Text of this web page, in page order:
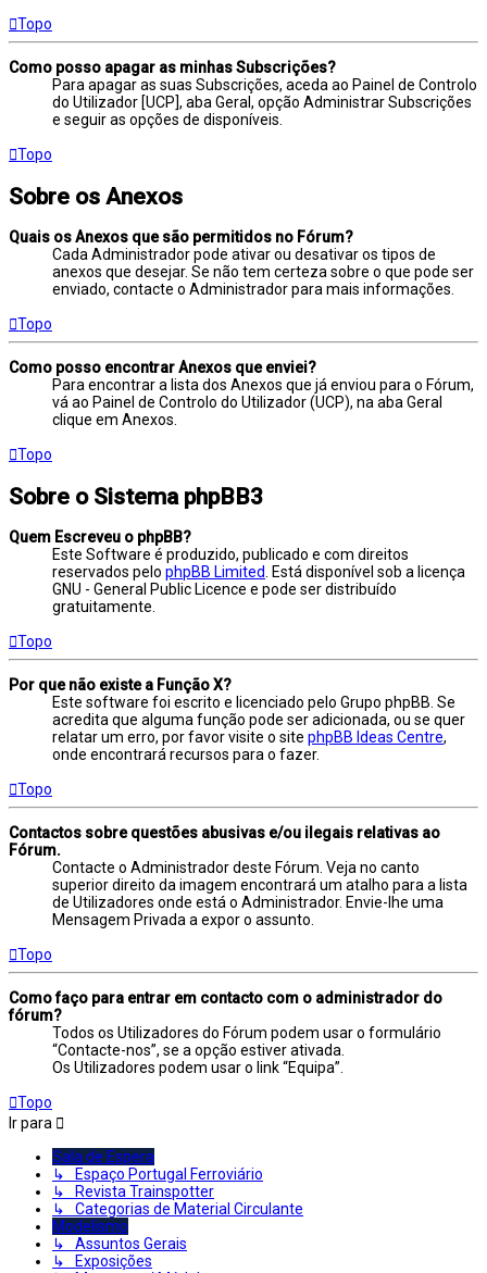
Topo
Como posso apagar as minhas Subscrições?
Para apagar as suas Subscrições, aceda ao Painel de Controlo
do Utilizador [UCP], aba Geral, opção Administrar Subscrições
e seguir as opções de disponíveis.
Topo
Sobre os Anexos
Quais os Anexos que são permitidos no Fórum?
Cada Administrador pode ativar ou desativar os tipos de
anexos que desejar. Se não tem certeza sobre o que pode ser
enviado, contacte o Administrador para mais informações.
Topo
Como posso encontrar Anexos que enviei?
Para encontrar a lista dos Anexos que já enviou para o Fórum,
vá ao Painel de Controlo do Utilizador (UCP), na aba Geral
clique em Anexos.
Topo
Sobre o Sistema phpBB3
Quem Escreveu o phpBB?
Este Software é produzido, publicado e com direitos
reservados pelo phpBB Limited
. Está disponível sob a licença
GNU - General Public Licence e pode ser distribuído
gratuitamente.
Topo
Por que não existe a Função X?
Este software foi escrito e licenciado pelo Grupo phpBB. Se
acredita que alguma função pode ser adicionada, ou se quer
relatar um erro, por favor visite o site phpBB Ideas Centre,
onde encontrará recursos para o fazer.
Topo
Contactos sobre questões abusivas e/ou ilegais relativas ao
Fórum.
Contacte o Administrador deste Fórum. Veja no canto
superior direito da imagem encontrará um atalho para a lista
de Utilizadores onde está o Administrador. Envie-lhe uma
Mensagem Privada a expor o assunto.
Topo
Como faço para entrar em contacto com o administrador do
fórum?
Todos os Utilizadores do Fórum podem usar o formulário
“Contacte-nos”, se a opção estiver ativada.
Os Utilizadores podem usar o link “Equipa”.
Topo
Ir para
Sala de Espera
↳ Espaço Portugal Ferroviário
↳ Revista Trainspotter
↳ Categorias de Material Circulante
Modelismo
↳ Assuntos Gerais
↳ Exposições